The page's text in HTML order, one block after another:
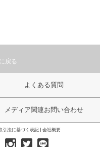
戻る
よくある質問
メディア関連お問い合わせ
引法に基づく表記 会社概要